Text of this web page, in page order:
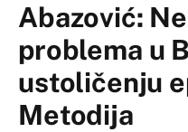
Abazović:
problema u
ustoličenju
Metodija